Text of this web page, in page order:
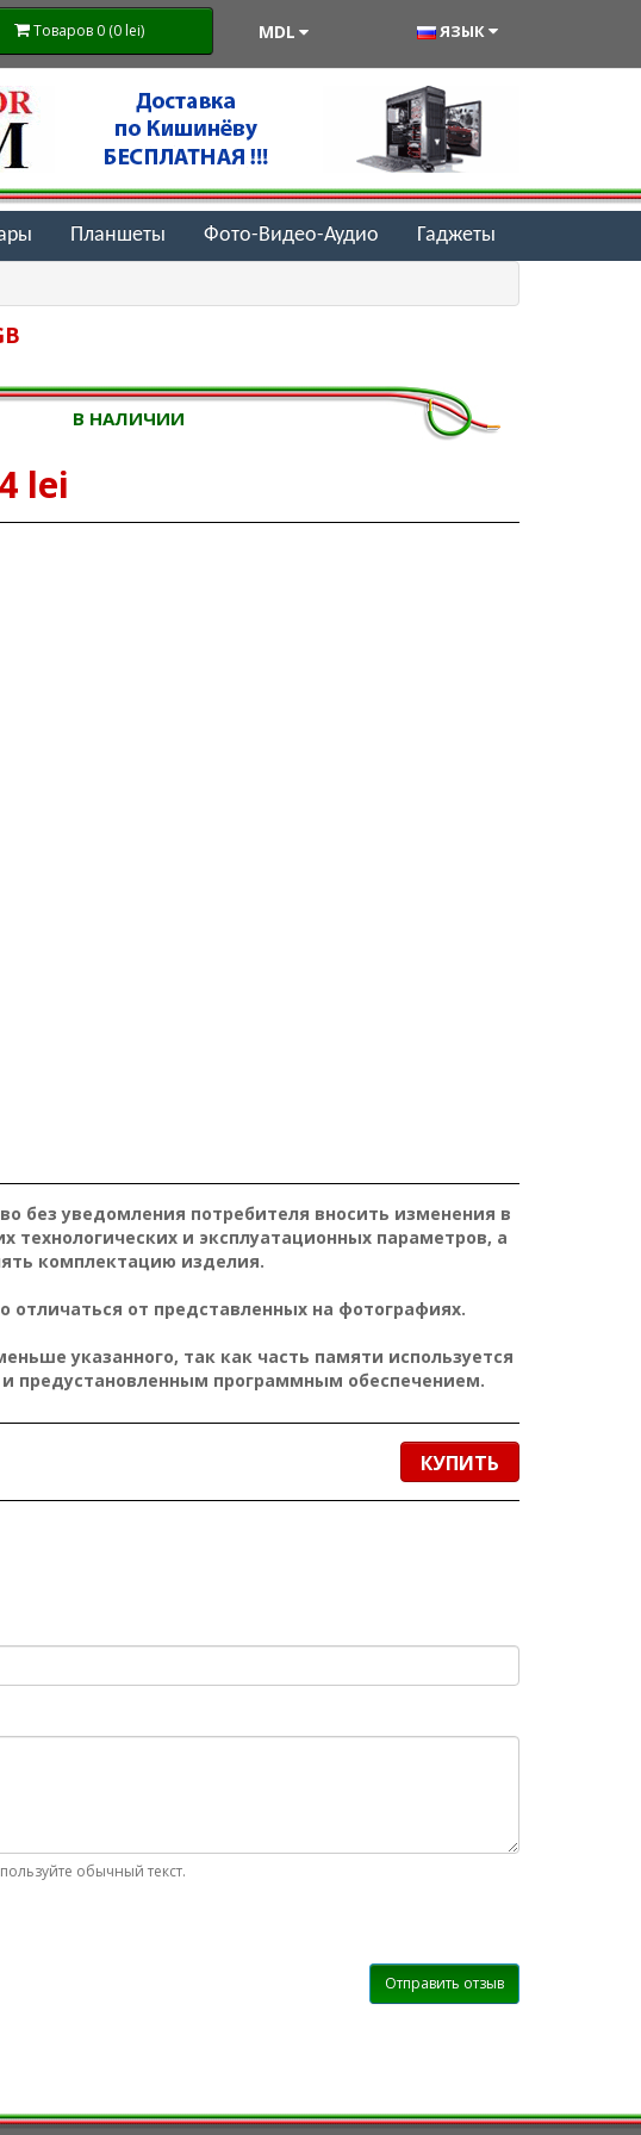
Товаров 0 (0 lei) MDL ЯЗЫК
Планшеты Фото-Видео-Аудио Гаджеты
В НАЛИЧИИ
lei
без уведомления потребителя вносить изменения в
технологических и эксплуатационных параметров, а
комплектацию изделия.
от представленных на фотографиях.
указанного, так как часть памяти используется
предустановленным программным обеспечением.
КУПИТЬ
обычный текст.
Отправить отзыв